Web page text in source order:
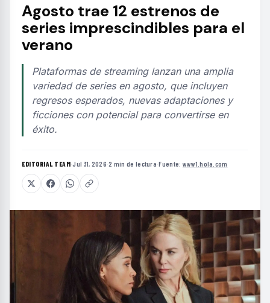
Agosto trae 12 estrenos de
series imprescindibles para el
verano
Plataformas de streaming lanzan una amplia
variedad de series en agosto, que incluyen
regresos esperados, nuevas adaptaciones y
ficciones con potencial para convertirse en
éxito.
EDITORIAL TEAM·Jul 31, 2026·2 min de lectura·Fuente: www1.hola.com